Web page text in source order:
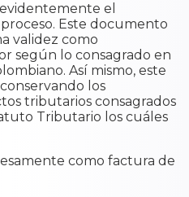
el
Este documento
validez como
según lo consagrado en
Así mismo, este
los
tributarios consagrados
Tributario los cuáles
como factura de